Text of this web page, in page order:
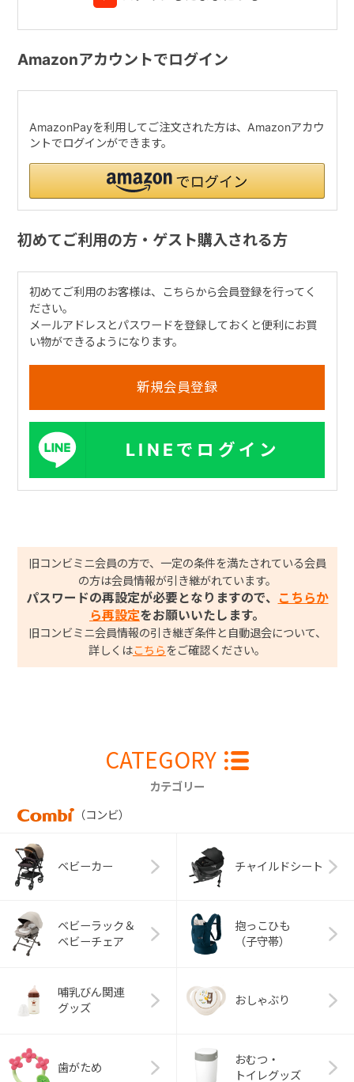
Amazonアカウントでログイン
AmazonPayを利用してご注文された方は、Amazonアカウ
ントでログインができます。
初めてご利用の方・ゲスト購入される方
初めてご利用のお客様は、こちらから会員登録を行ってく
ださい。
メールアドレスとパスワードを登録しておくと便利にお買
い物ができるようになります。
LINEでログイン
旧コンビミニ会員の方で、一定の条件を満たされている会員
の方は会員情報が引き継がれています。
パスワードの再設定が必要となりますので、
こちらか
ら再設定をお願いいたします。
旧コンビミニ会員情報の引き継ぎ条件と自動退会について、
詳しくはこちら をご確認ください。
CATEGORY
カテゴリー
（コンビ）
ベビーカー チャイルドシート
ベビーラック＆
ベビーチェア
抱っこひも
（子守帯）
哺乳びん関連
グッズ
おしゃぶり
歯がため
おむつ・
トイレグッズ